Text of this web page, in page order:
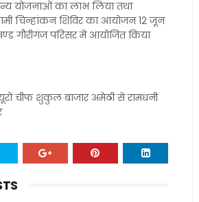
योजनाओं का लाभ लिया तथा
चिन्हांकन शिविर का आयोजन 12 जून
गौरीगंज परिसर में आयोजित किया
चीफ शुकुल बाजार अमेठी से रामधनी